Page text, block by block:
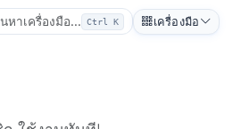
หาเครื่องมือ... Ctrl K เครื่องมือ